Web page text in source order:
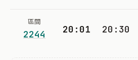
區間
2244 20:01 20:30